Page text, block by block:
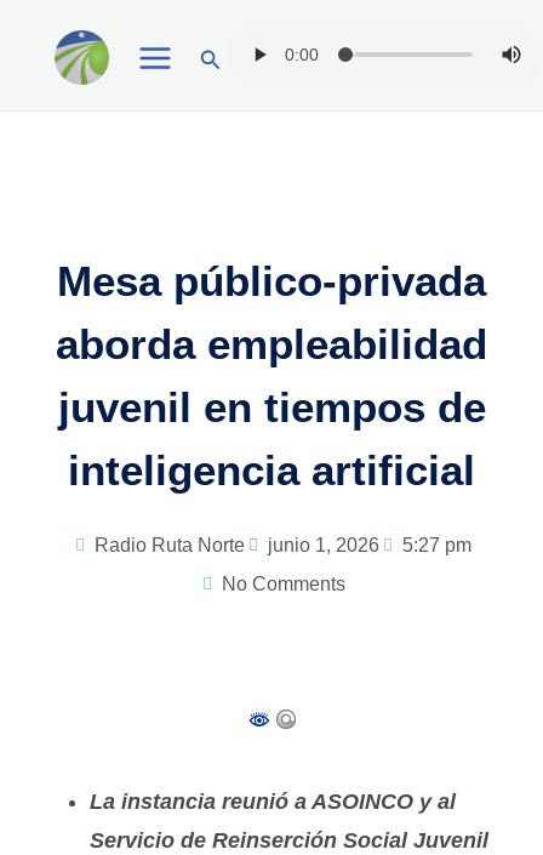
Buscar
Mesa público-privada
aborda empleabilidad
juvenil en tiempos de
inteligencia artificial
Radio Ruta Norte junio 1, 2026
5:27 pm
No Comments
La instancia reunió a ASOINCO y al
Servicio de Reinserción Social Juvenil